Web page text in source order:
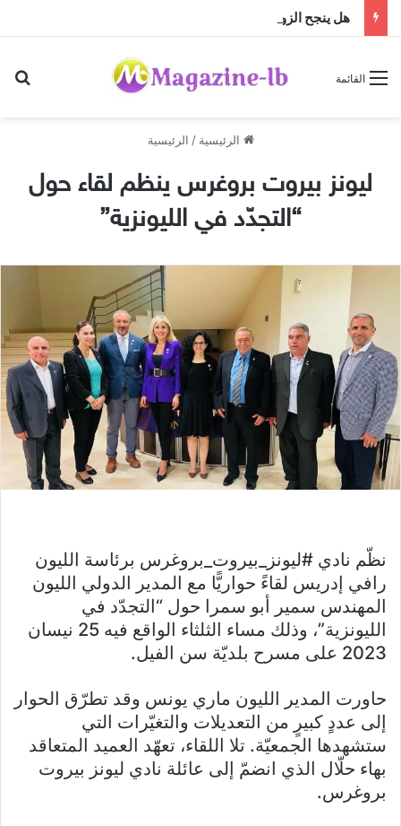
القائمة
الرئيسية / الرئيسية
ليونز بيروت بروغرس ينظم لقاء حول
“التجدّد في الليونزية”
نظّم نادي #ليونز_بيروت_بروغرس برئاسة الليون
رافي إدريس لقاءً حواريًّا مع المدير الدولي الليون
المهندس سمير أبو سمرا حول “التجدّد في
الليونزية”، وذلك مساء الثلثاء الواقع فيه 25 نيسان
2023 على مسرح بلديّة سن الفيل.
حاورت المدير الليون ماري يونس وقد تطرّق الحوار
إلى عددٍ كبيرٍ من التعديلات والتغيّرات التي
ستشهدها الجمعيّة. تلا اللقاء، تعهّد العميد المتعاقد
بهاء حلّال الذي انضمّ إلى عائلة نادي ليونز بيروت
بروغرس.